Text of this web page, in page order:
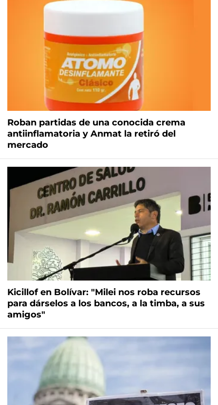
Roban partidas de una conocida crema
antiinflamatoria y Anmat la retiró del
mercado
Kicillof en Bolívar: "Milei nos roba recursos
para dárselos a los bancos, a la timba, a sus
amigos"